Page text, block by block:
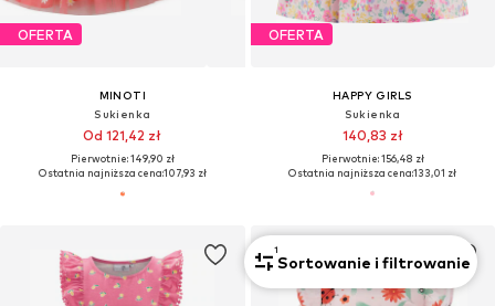
OFERTA
MINOTI
Sukienka
Od 121,42 zł
Pierwotnie: 149,90 zł
Ostatnia najniższa cena:107,93 zł
OFERTA
HAPPY GIRLS
Sukienka
140,83 zł
Pierwotnie: 156,48 zł
Ostatnia najniższa cena:133,01 zł
1
Sortowanie i filtrowanie